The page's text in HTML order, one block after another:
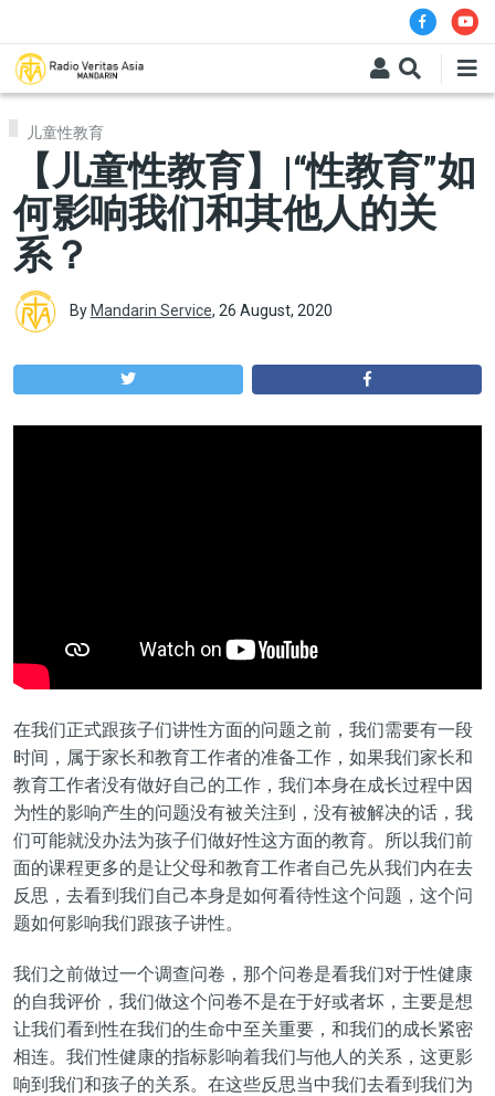
儿童性教育
【儿童性教育】|“性教育”如
何影响我们和其他人的关
系？
By Mandarin Service, 26 August, 2020
在我们正式跟孩子们讲性方面的问题之前，我们需要有一段
时间，属于家长和教育工作者的准备工作，如果我们家长和
教育工作者没有做好自己的工作，我们本身在成长过程中因
为性的影响产生的问题没有被关注到，没有被解决的话，我
们可能就没办法为孩子们做好性这方面的教育。所以我们前
面的课程更多的是让父母和教育工作者自己先从我们内在去
反思，去看到我们自己本身是如何看待性这个问题，这个问
题如何影响我们跟孩子讲性。
我们之前做过一个调查问卷，那个问卷是看我们对于性健康
的自我评价，我们做这个问卷不是在于好或者坏，主要是想
让我们看到性在我们的生命中至关重要，和我们的成长紧密
相连。我们性健康的指标影响着我们与他人的关系，这更影
响到我们和孩子的关系。在这些反思当中我们去看到我们为